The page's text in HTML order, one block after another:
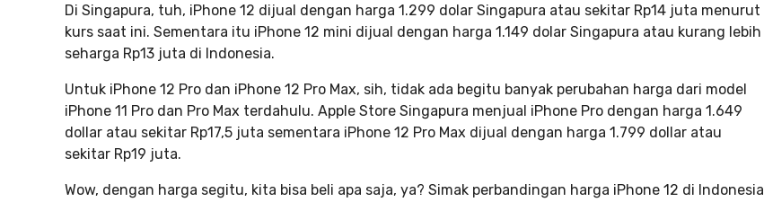
Di Singapura, tuh, iPhone 12 dijual dengan harga 1.299 dolar Singapura atau sekitar Rp14 juta menurut
kurs saat ini. Sementara itu iPhone 12 mini dijual dengan harga 1.149 dolar Singapura atau kurang lebih
seharga Rp13 juta di Indonesia.
Untuk iPhone 12 Pro dan iPhone 12 Pro Max, sih, tidak ada begitu banyak perubahan harga dari model
iPhone 11 Pro dan Pro Max terdahulu. Apple Store Singapura menjual iPhone Pro dengan harga 1.649
dollar atau sekitar Rp17,5 juta sementara iPhone 12 Pro Max dijual dengan harga 1.799 dollar atau
sekitar Rp19 juta.
Wow, dengan harga segitu, kita bisa beli apa saja, ya? Simak perbandingan harga iPhone 12 di Indonesia